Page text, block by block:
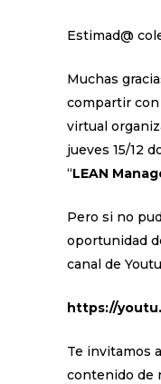
Estimad@
Muchas
compartir
virtual
jueves 15/12
“LEAN
Pero si no
oportunidad
canal de
https://
Te invitamos
contenido de